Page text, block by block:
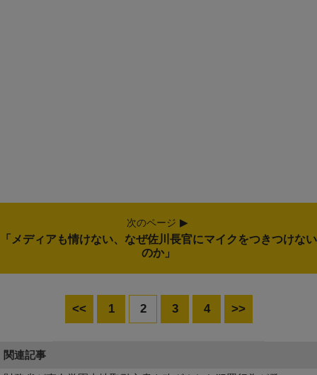
次のページ
「メディアも情けない、なぜ佐川長官にマイクをつきつけない
のか」
<< 1 2 3 4 >>
関連記事